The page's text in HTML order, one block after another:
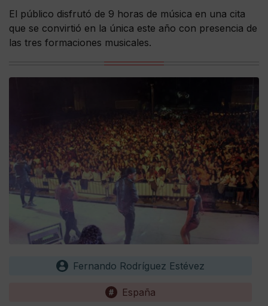
El público disfrutó de 9 horas de música en una cita
que se convirtió en la única este año con presencia de
las tres formaciones musicales.
Fernando Rodríguez Estévez
España